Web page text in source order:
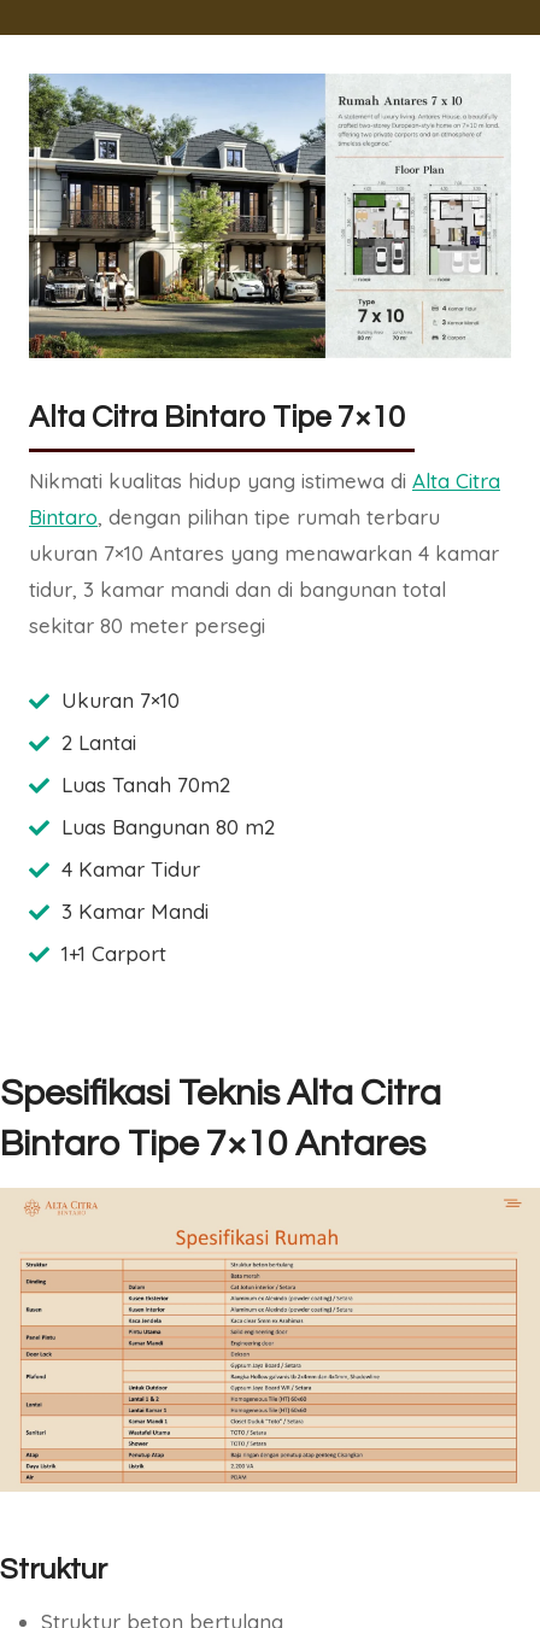
Alta Citra Bintaro Tipe 7×10
Nikmati kualitas hidup yang istimewa di Alta Citra
Bintaro, dengan pilihan tipe rumah terbaru
ukuran 7×10 Antares yang menawarkan 4 kamar
tidur, 3 kamar mandi dan di bangunan total
sekitar 80 meter persegi
Ukuran 7×10
2 Lantai
Luas Tanah 70m2
Luas Bangunan 80 m2
4 Kamar Tidur
3 Kamar Mandi
1+1 Carport
Spesifikasi Teknis Alta Citra
Bintaro Tipe 7×10 Antares
Struktur
Struktur beton bertulang